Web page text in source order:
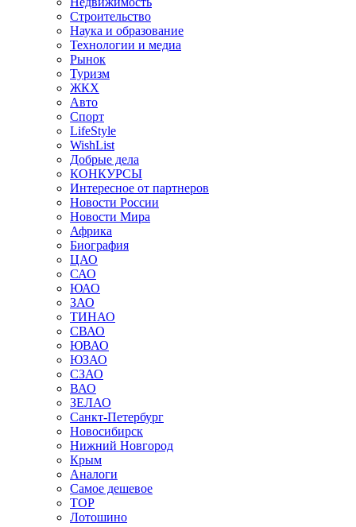
Строительство
Наука и образование
Технологии и медиа
Рынок
Туризм
ЖКХ
Авто
Спорт
LifeStyle
WishList
Добрые дела
КОНКУРСЫ
Интересное от партнеров
Новости России
Новости Мира
Африка
Биография
ЦАО
САО
ЮАО
ЗАО
ТИНАО
СВАО
ЮВАО
ЮЗАО
СЗАО
ВАО
ЗЕЛАО
Санкт-Петербург
Новосибирск
Нижний Новгород
Крым
Аналоги
Самое дешевое
TOP
Лотошино